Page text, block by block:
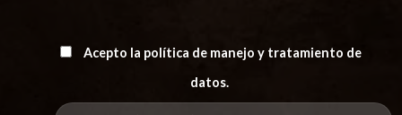
Acepto la política de manejo y tratamiento de
datos.